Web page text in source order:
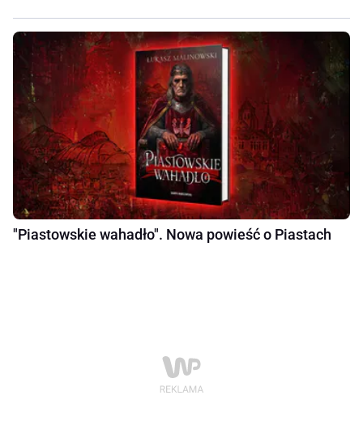
"Piastowskie wahadło". Nowa powieść o Piastach